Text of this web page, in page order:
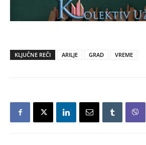
KLJUČNE REČI ARILJE GRAD VREME